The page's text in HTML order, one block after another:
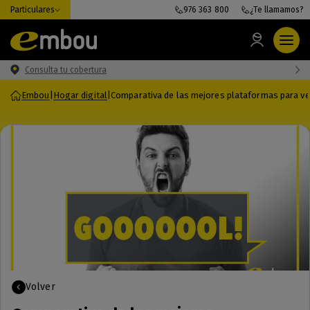
Particulares
Consulta tu cobertura
976 363 800 ¿Te llamamos?
Embou Hogar digital |Comparativa de las mejores plataformas para
Volver